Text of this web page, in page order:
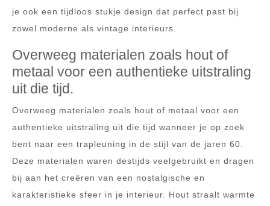
je ook een tijdloos stukje design dat perfect past bij
zowel moderne als vintage interieurs.
Overweeg materialen zoals hout of
metaal voor een authentieke uitstraling
uit die tijd.
Overweeg materialen zoals hout of metaal voor een
authentieke uitstraling uit die tijd wanneer je op zoek
bent naar een trapleuning in de stijl van de jaren 60.
Deze materialen waren destijds veelgebruikt en dragen
bij aan het creëren van een nostalgische en
karakteristieke sfeer in je interieur. Hout straalt warmte